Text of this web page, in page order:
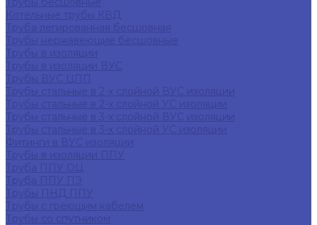
Котельные трубы КВД
Труба легированная бесшовная
Трубы нержавеющие бесшовные
Трубы в изоляции
Трубы в изоляции ВУС
Трубы ВУС ЦПП
Трубы стальные в 2-х слойной ВУС изоляции
Трубы стальные в 2-х слойной УС изоляции
Трубы стальные в 3-х слойной ВУС изоляции
Трубы стальные в 3-х слойной УС изоляции
Фитинги в ВУС изоляции
Трубы в изоляции ППУ
Труба ППУ ОЦ
Труба ППУ ПЭ
Трубы ПНД ППУ
Трубы с греющим кабелем
Трубы со спутником